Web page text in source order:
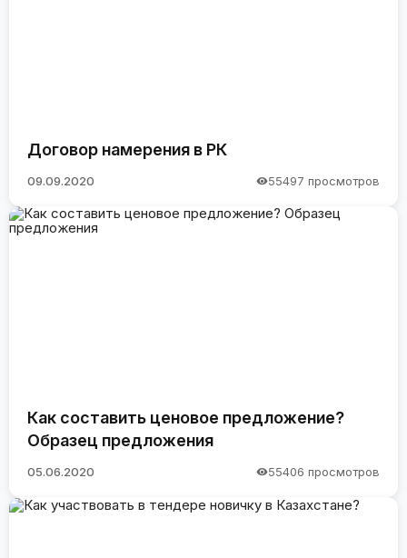
Договор намерения в РК
09.09.2020 55497 просмотров
Как составить ценовое предложение?
Образец предложения
05.06.2020 55406 просмотров